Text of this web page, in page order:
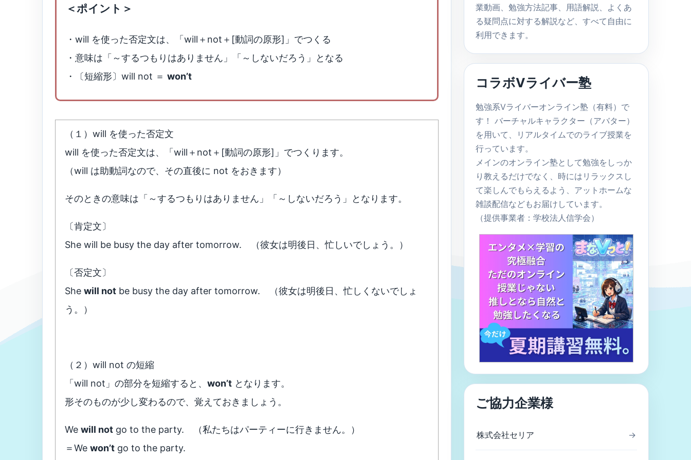
＜ポイント＞
・will を使った否定文は、「will＋not＋[動詞の原形]」でつくる
・意味は「～するつもりはありません」「～しないだろう」となる
・〔短縮形〕will not ＝ won’t
（１）will を使った否定文
will を使った否定文は、「will＋not＋[動詞の原形]」でつくります。
（will は助動詞なので、その直後に not をおきます）
そのときの意味は「～するつもりはありません」「～しないだろう」となります。
〔肯定文〕
She will be busy the day after tomorrow. （彼女は明後日、忙しいでしょう。）
〔否定文〕
She will not be busy the day after tomorrow. （彼女は明後日、忙しくないでしょ
う。）
（２）will not の短縮
「will not」の部分を短縮すると、 won’t となります。
形そのものが少し変わるので、覚えておきましょう。
We will not go to the party. （私たちはパーティーに行きません。）
＝We won’t go to the party.
業動画、勉強方法記事、用語解説、よくあ
る疑問点に対する解説など、すべて自由に
利用できます。
コラボVライバー塾
勉強系Vライバーオンライン塾（有料）で
す！ バーチャルキャラクター（アバター）
を用いて、リアルタイムでのライブ授業を
行っています。
メインのオンライン塾として勉強をしっか
り教えるだけでなく、時にはリラックスし
て楽しんでもらえるよう、アットホームな
雑談配信などもお届けしています。
（提供事業者：学校法人信学会）
ご協力企業様
株式会社セリア →